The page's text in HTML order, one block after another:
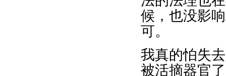
候，也没影
可。
我真的怕失
被活摘器官